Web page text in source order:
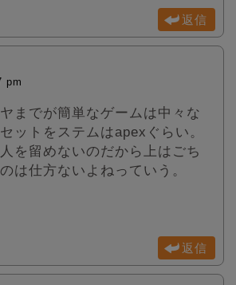
返信
pm
までが簡単なゲームは中々な
ットをステムはapexぐらい。
を留めないのだから上はごち
は仕方ないよねっていう。
返信